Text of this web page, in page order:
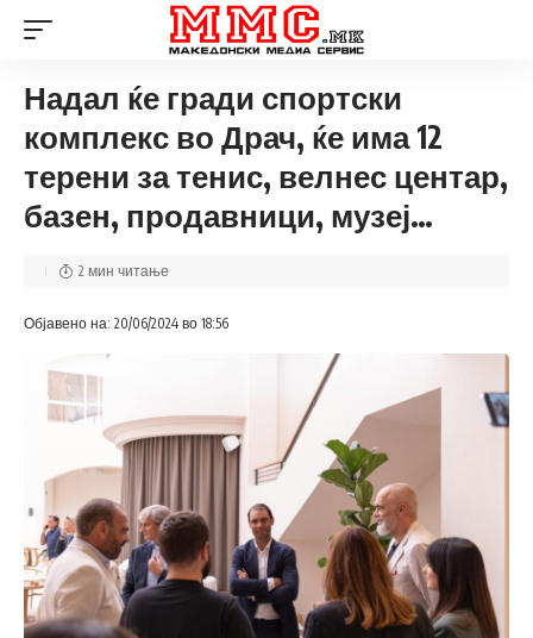
Надал ќе гради спортски
комплекс во Драч, ќе има 12
терени за тенис, велнес центар,
базен, продавници, музеј…
Објавено на: 20/06/2024 во 18:56
2 мин читање